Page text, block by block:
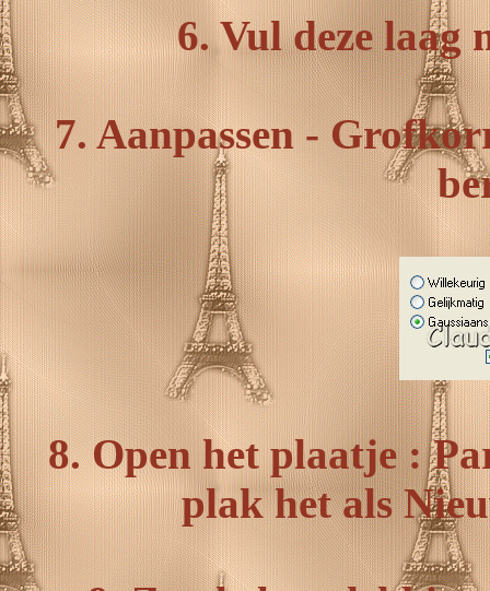
6. Vul deze laag
7. Aanpassen -
8. Open het plaatje :
plak het als